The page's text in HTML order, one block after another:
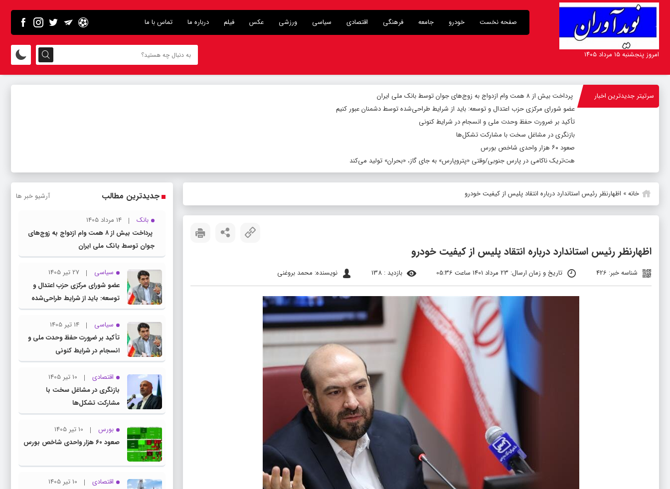
صفحه نخست خودرو جامعه فرهنگی اقتصادی سیاسی ورزشی عکس فیلم درباره ما تماس با ما
امروز پنجشنبه ۱۵ مرداد ۱۴۰۵
سرتیتر جدیدترین اخبار
پرداخت بیش از ۸ همت وام ازدواج به زوج‌های جوان توسط بانک ملی ایران
عضو شورای مرکزی حزب اعتدال و توسعه: باید از شرایط طراحی‌شده توسط دشمنان عبور کنیم
تأکید بر ضرورت حفظ وحدت ملی و انسجام در شرایط کنونی
بازنگری در مشاغل سخت با مشارکت تشکل‌ها
صعود ۶۰ هزار واحدی شاخص بورس
هت‌تریک ناکامی در پارس جنوبی/وقتی «پتروپارس» به جای گاز، «بحران» تولید می‌کند
خانه» اظهارنظر رئیس استاندارد درباره انتقاد پلیس از کیفیت خودرو
اظهارنظر رئیس استاندارد درباره انتقاد پلیس از کیفیت خودرو
شناسه خبر: 426 تاریخ و زمان ارسال: 23 مرداد 1401 ساعت 05:36 بازدید : 138 نویسنده: محمد بروغنی
جدیدترین مطالب آرشیو خبر ها
بانک
14 مرداد 1405
پرداخت بیش از ۸ همت وام ازدواج به زوج‌های
جوان توسط بانک ملی ایران
سیاسی
27 تیر 1405
عضو شورای مرکزی حزب اعتدال و
توسعه: باید از شرایط طراحی‌شده
توسط دشمنان عبور کنیم
سیاسی
14 تیر 1405
تأکید بر ضرورت حفظ وحدت ملی و
انسجام در شرایط کنونی
اقتصادی
10 تیر 1405
بازنگری در مشاغل سخت با
مشارکت تشکل‌ها
بورس
10 تیر 1405
صعود ۶۰ هزار واحدی شاخص بورس
اقتصادی
10 تیر 1405